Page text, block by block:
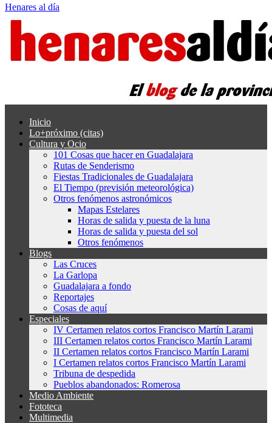
Henares al día
Inicio
Lo+próximo (citas)
Cultura y Ocio
101 Cosas que hacer en Guadalajara
Rutas de Senderismo
Fiestas Tradicionales de Guadalajara
El Tiempo (previsión meteorológica)
Otros fenómenos astronómicos
Mapas Estelares
Horas de salida y puesta de la luna
Horas de salida y puesta del sol
Otros fenómenos
Blogs
Las Cruces
La Garlopa
Guadalajara a fondo
Reportajes
Cosas de aquí
Especiales
IV Certamen relatos cortos Francisco Martín Larami
III Certamen relatos cortos Francisco Martín Larami
II Certamen relatos cortos Francisco Martín Larami
I Certamen relatos cortos Francisco Martín Larami
Tribuna de despedida
Pueblos abandonados: Romerosa
Medio Ambiente
Fototeca
Multimedia